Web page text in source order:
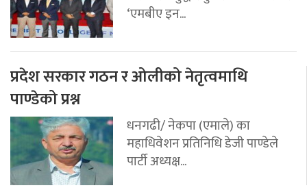
‘एमबीए इन...
प्रदेश सरकार गठन र ओलीको नेतृत्वमाथि
पाण्डेको प्रश्न
धनगढी/ नेकपा (एमाले) का
महाधिवेशन प्रतिनिधि डेजी पाण्डेले
पार्टी अध्यक्ष...